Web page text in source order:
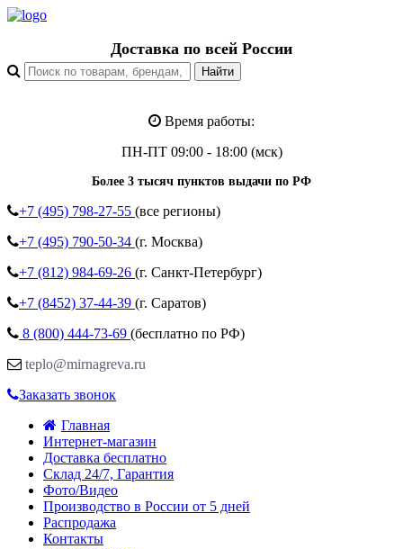
Доставка по всей России
Время работы:
ПН-ПТ 09:00 - 18:00 (мск)
Более 3 тысяч пунктов выдачи по РФ
+7 (495) 798-27-55 (все регионы)
+7 (495) 790-50-34 (г. Москва)
+7 (812) 984-69-26 (г. Санкт-Петербург)
+7 (8452) 37-44-39 (г. Саратов)
8 (800) 444-73-69 (бесплатно по РФ)
teplo@mirnagreva.ru
Заказать звонок
Главная
Интернет-магазин
Доставка бесплатно
Склад 24/7, Гарантия
Фото/Видео
Производство в России от 5 дней
Распродажа
Контакты